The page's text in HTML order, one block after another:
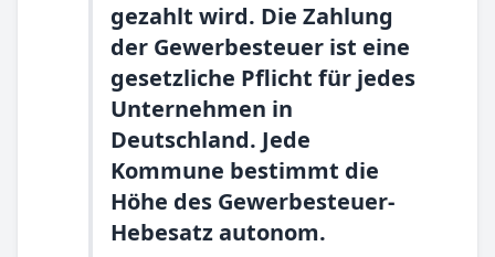
gezahlt wird. Die Zahlung
der Gewerbesteuer ist eine
gesetzliche Pflicht für jedes
Unternehmen in
Deutschland. Jede
Kommune bestimmt die
Höhe des Gewerbesteuer-
Hebesatz autonom.